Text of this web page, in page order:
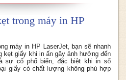
trong máy in HP
máy in HP LaserJet, bạn sẽ nhanh
giấy khi in ấn gây ảnh hưởng đến
sự cố phổ biến, đặc biệt khi in số
giấy có chất lượng không phù hợp